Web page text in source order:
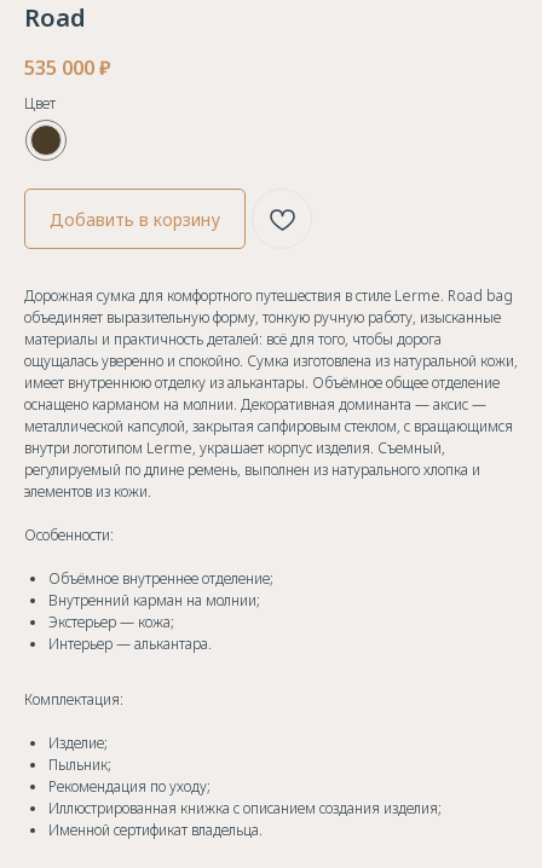
Road
535 000₽
Цвет
Добавить в корзину
Дорожная сумка для комфортного путешествия в стиле Lerme. Road bag
объединяет выразительную форму, тонкую ручную работу, изысканные
материалы и практичность деталей: всё для того, чтобы дорога
ощущалась уверенно и спокойно. Сумка изготовлена из натуральной кожи,
имеет внутреннюю отделку из алькантары. Объёмное общее отделение
оснащено карманом на молнии. Декоративная доминанта — аксис —
металлической капсулой, закрытая сапфировым стеклом, с вращающимся
внутри логотипом Lerme, украшает корпус изделия. Съемный,
регулируемый по длине ремень, выполнен из натурального хлопка и
элементов из кожи.
Особенности:
Объёмное внутреннее отделение;
Внутренний карман на молнии;
Экстерьер — кожа;
Интерьер — алькантара.
Комплектация:
Изделие;
Пыльник;
Рекомендация по уходу;
Иллюстрированная книжка с описанием создания изделия;
Именной сертификат владельца.